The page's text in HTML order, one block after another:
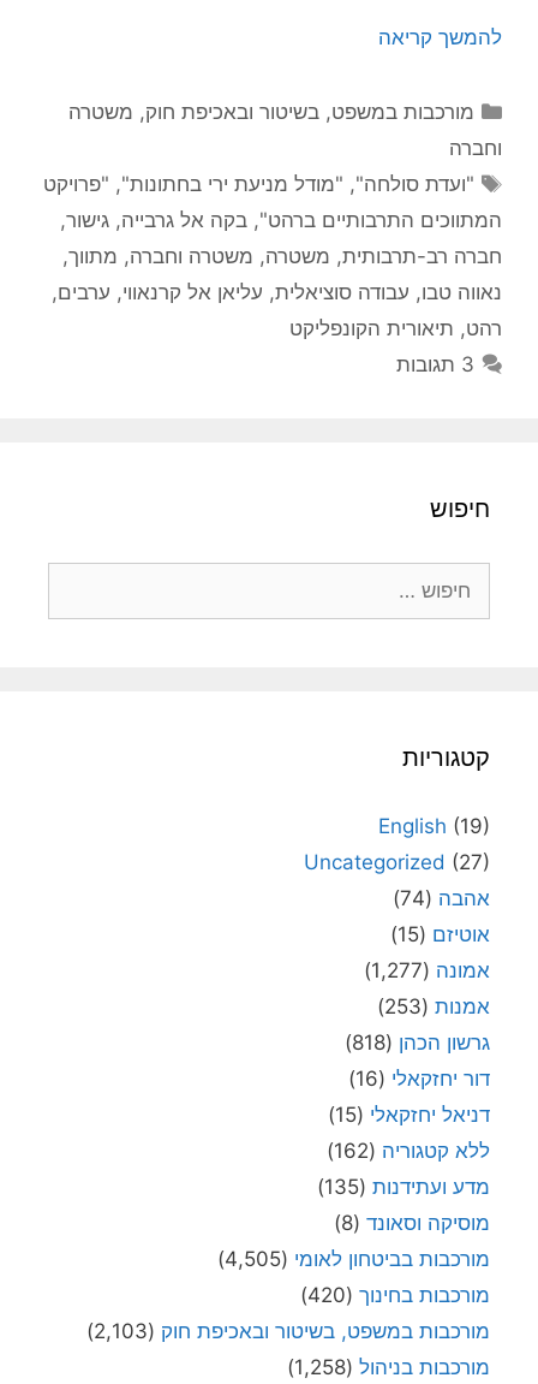
להמשך קריאה
קטגוריות
מורכבות במשפט, בשיטור ובאכיפת חוק, משטרה
וחברה
תגיות
"ועדת סולחה", "מודל מניעת ירי בחתונות", "פרויקט
המתווכים התרבותיים ברהט", בקה אל גרבייה, גישור,
חברה רב-תרבותית, משטרה, משטרה וחברה, מתווך,
נאווה טבו, עבודה סוציאלית, עליאן אל קרנאווי, ערבים,
רהט, תיאורית הקונפליקט
3 תגובות
חיפוש
קטגוריות
English (19)
Uncategorized (27)
אהבה (74)
אוטיזם (15)
אמונה (1,277)
אמנות (253)
גרשון הכהן (818)
דור יחזקאלי (16)
דניאל יחזקאלי (15)
ללא קטגוריה (162)
מדע ועתידנות (135)
מוסיקה וסאונד (8)
מורכבות בביטחון לאומי (4,505)
מורכבות בחינוך (420)
מורכבות במשפט, בשיטור ובאכיפת חוק (2,103)
מורכבות בניהול (1,258)